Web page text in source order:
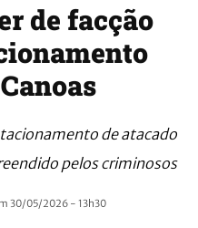
de facção
de atacado
pelos criminosos
30/05/2026 - 13h30